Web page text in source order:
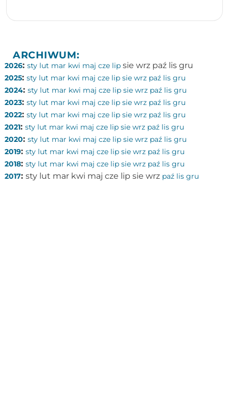
ARCHIWUM:
2026: sty lut mar kwi maj cze lip sie wrz paź lis gru
2025: sty lut mar kwi maj cze lip sie wrz paź lis gru
2024: sty lut mar kwi maj cze lip sie wrz paź lis gru
2023: sty lut mar kwi maj cze lip sie wrz paź lis gru
2022: sty lut mar kwi maj cze lip sie wrz paź lis gru
2021: sty lut mar kwi maj cze lip sie wrz paź lis gru
2020: sty lut mar kwi maj cze lip sie wrz paź lis gru
2019: sty lut mar kwi maj cze lip sie wrz paź lis gru
2018: sty lut mar kwi maj cze lip sie wrz paź lis gru
2017: sty lut mar kwi maj cze lip sie wrz paź lis gru